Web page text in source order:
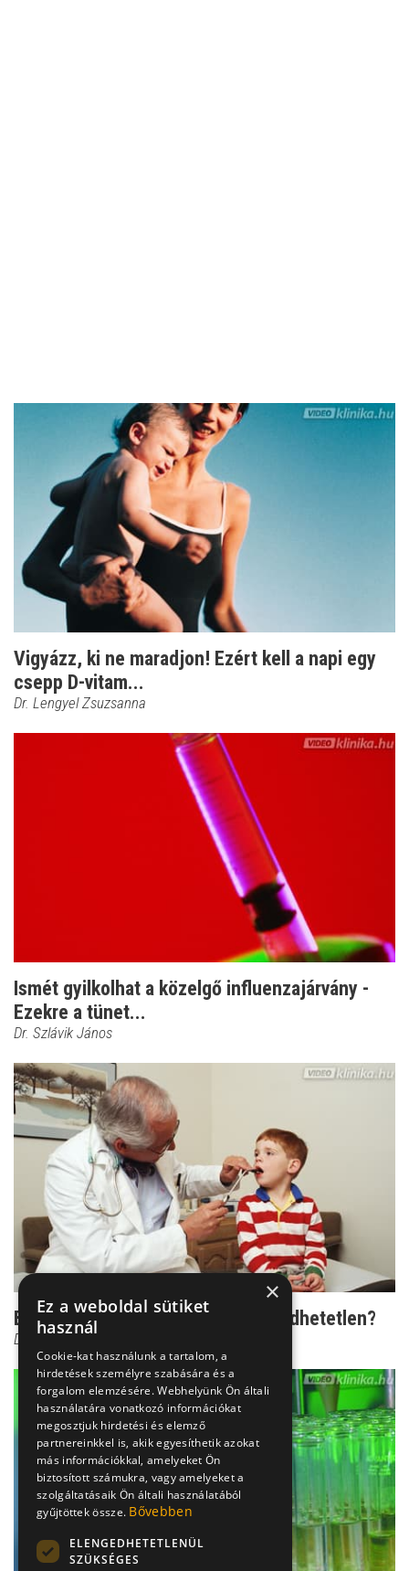
Vigyázz, ki ne maradjon! Ezért kell a napi egy
csepp D-vitam...
Dr. Lengyel Zsuzsanna
Ismét gyilkolhat a közelgő influenzajárvány -
Ezekre a tünet...
Dr. Szlávik János
Betegség gyerekről gyerekre: Kivédhetetlen?
Dr. Bókay János
×
Ez a weboldal sütiket
használ
Cookie-kat használunk a tartalom, a
hirdetések személyre szabására és a
forgalom elemzésére. Webhelyünk Ön általi
használatára vonatkozó információkat
megosztjuk hirdetési és elemző
partnereinkkel is, akik egyesíthetik azokat
más információkkal, amelyeket Ön
biztosított számukra, vagy amelyeket a
szolgáltatásaik Ön általi használatából
gyűjtöttek össze. Bővebben
ELENGEDHETETLENÜL
SZÜKSÉGES